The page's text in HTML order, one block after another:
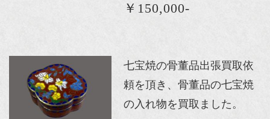
￥150,000-
七宝焼の骨董品出張買取依
頼を頂き、骨董品の七宝焼
の入れ物を買取ました。